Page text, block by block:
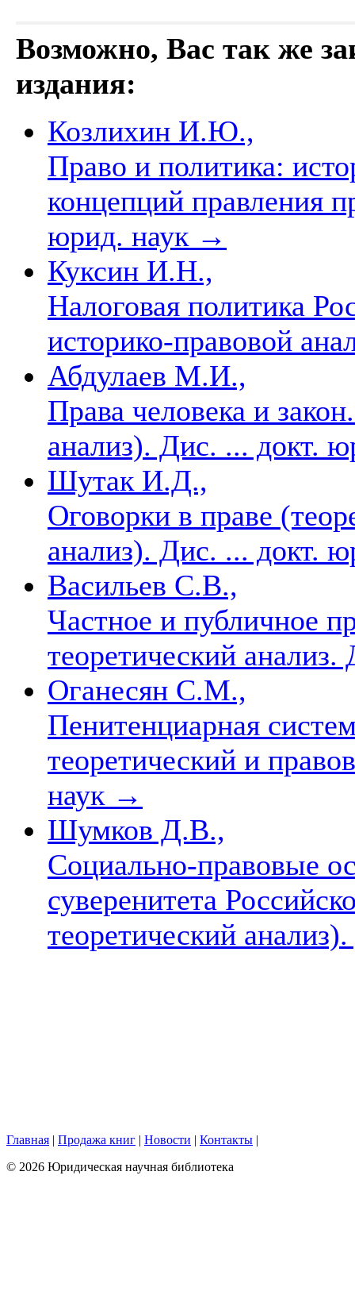
Возможно, Вас так же
издания:
Козлихин И.Ю.,
Право и политика:
концепций правления
юрид. наук →
Куксин И.Н.,
Налоговая политика
историко-правовой
Абдулаев М.И.,
Права человека и
анализ). Дис. ... докт.
Шутак И.Д.,
Оговорки в праве
анализ). Дис. ... докт.
Васильев С.В.,
Частное и публичное
теоретический
Оганесян С.М.,
Пенитенциарная
теоретический и
наук →
Шумков Д.В.,
Социально-правовые
суверенитета
теоретический
Главная | Продажа книг | Новости | Контакты |
© 2026 Юридическая научная библиотека